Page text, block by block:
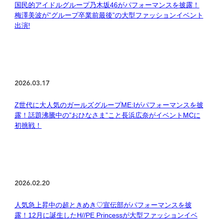
国民的アイドルグループ乃木坂46がパフォーマンスを披露！
梅澤美波が”グループ卒業前最後”の大型ファッションイベント
出演!
2026.03.17
Z世代に大人気のガールズグループME:Iがパフォーマンスを披
露！話題沸騰中の”おひなさま”こと長浜広奈がイベントMCに
初挑戦！
2026.02.20
人気急上昇中の超ときめき♡宣伝部がパフォーマンスを披
露！12月に誕生したH//PE Princessが大型ファッションイベ